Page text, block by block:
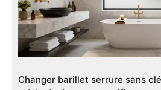
Changer barillet serrure sans